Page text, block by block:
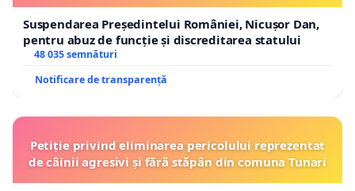
Suspendarea Președintelui României, Nicușor Dan,
pentru abuz de funcție și discreditarea statului
48 035 semnături
Notificare de transparență
Petiție privind eliminarea pericolului reprezentat
de câinii agresivi și fără stăpân din comuna Tunari